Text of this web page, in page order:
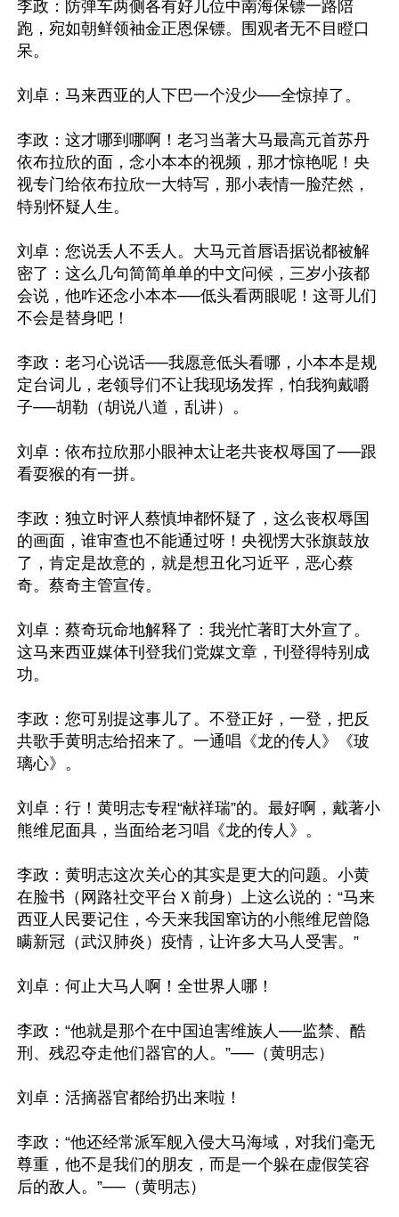
李政：防弹车两侧各有好几位中南海保镖一路陪
跑，宛如朝鲜领袖金正恩保镖。围观者无不目瞪口
呆。
刘卓：马来西亚的人下巴一个没少──全惊掉了。
李政：这才哪到哪啊！老习当著大马最高元首苏丹
依布拉欣的面，念小本本的视频，那才惊艳呢！央
视专门给依布拉欣一大特写，那小表情一脸茫然，
特别怀疑人生。
刘卓：您说丢人不丢人。大马元首唇语据说都被解
密了：这么几句简简单单的中文问候，三岁小孩都
会说，他咋还念小本本──低头看两眼呢！这哥儿们
不会是替身吧！
李政：老习心说话──我愿意低头看哪，小本本是规
定台词儿，老领导们不让我现场发挥，怕我狗戴嚼
子──胡勒（胡说八道，乱讲）。
刘卓：依布拉欣那小眼神太让老共丧权辱国了──跟
看耍猴的有一拼。
李政：独立时评人蔡慎坤都怀疑了，这么丧权辱国
的画面，谁审查也不能通过呀！央视愣大张旗鼓放
了，肯定是故意的，就是想丑化习近平，恶心蔡
奇。蔡奇主管宣传。
刘卓：蔡奇玩命地解释了：我光忙著盯大外宣了。
这马来西亚媒体刊登我们党媒文章，刊登得特别成
功。
李政：您可别提这事儿了。不登正好，一登，把反
共歌手黄明志给招来了。一通唱《龙的传人》《玻
璃心》。
刘卓：行！黄明志专程“献祥瑞”的。最好啊，戴著小
熊维尼面具，当面给老习唱《龙的传人》。
李政：黄明志这次关心的其实是更大的问题。小黄
在脸书（网路社交平台Ｘ前身）上这么说的：“马来
西亚人民要记住，今天来我国窜访的小熊维尼曾隐
瞒新冠（武汉肺炎）疫情，让许多大马人受害。”
刘卓：何止大马人啊！全世界人哪！
李政：“他就是那个在中国迫害维族人──监禁、酷
刑、残忍夺走他们器官的人。”──（黄明志）
刘卓：活摘器官都给扔出来啦！
李政：“他还经常派军舰入侵大马海域，对我们毫无
尊重，他不是我们的朋友，而是一个躲在虚假笑容
后的敌人。”──（黄明志）